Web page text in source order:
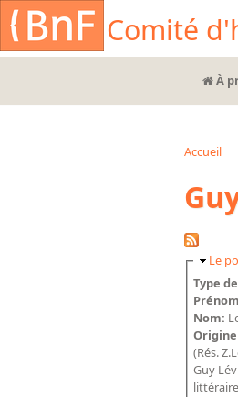
Aller au contenu principal
Comité
À
Accueil
Le
Type
Nom:
(Rés.
Guy
Cookies management panel